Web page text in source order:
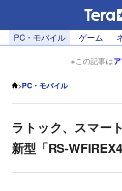
PC・モバイル ゲーム
※この記事は
>PC・モバイル
ラトック、スマー
新型「RS-